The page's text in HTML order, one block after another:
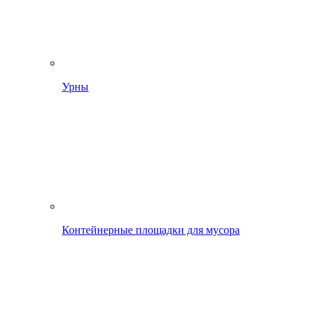
Урны
Контейнерные площадки для мусора